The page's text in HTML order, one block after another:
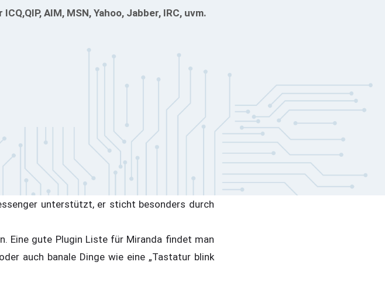
AIM, MSN, Yahoo, Jabber, IRC, uvm.
unterstützt, er sticht besonders durch
Eine gute Plugin Liste für Miranda findet man
auch banale Dinge wie eine „Tastatur blink